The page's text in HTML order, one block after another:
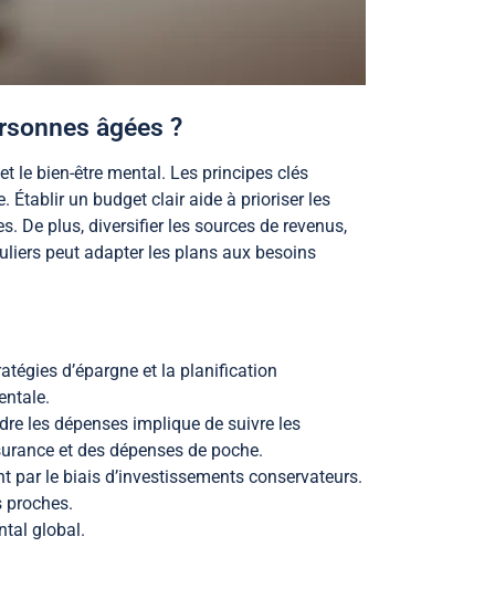
âgées ?
le bien-être mental. Les principes clés
Établir un budget clair aide à prioriser les
De plus, diversifier les sources de revenus,
peut adapter les plans aux besoins
d’épargne et la planification
les dépenses implique de suivre les
et des dépenses de poche.
par le biais d’investissements conservateurs.
global.